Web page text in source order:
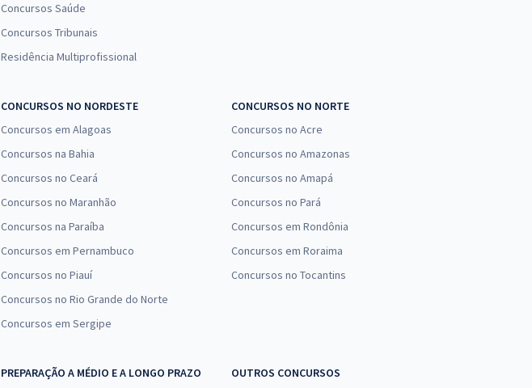
Concursos Saúde
Concursos Tribunais
Residência Multiprofissional
CONCURSOS NO NORDESTE
Concursos em Alagoas
Concursos na Bahia
Concursos no Ceará
Concursos no Maranhão
Concursos na Paraíba
Concursos em Pernambuco
Concursos no Piauí
Concursos no Rio Grande do Norte
Concursos em Sergipe
CONCURSOS NO NORTE
Concursos no Acre
Concursos no Amazonas
Concursos no Amapá
Concursos no Pará
Concursos em Rondônia
Concursos em Roraima
Concursos no Tocantins
PREPARAÇÃO A MÉDIO E A LONGO PRAZO
OUTROS CONCURSOS